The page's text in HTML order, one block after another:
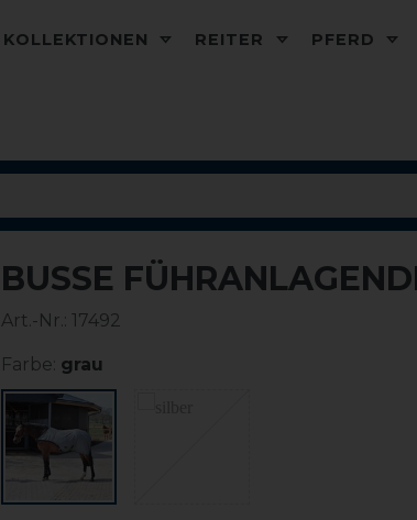
KOLLEKTIONEN REITER PFERD
BUSSE
Art.-Nr.: 17492
Farbe: grau